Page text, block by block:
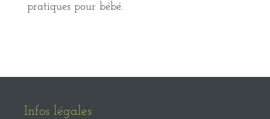
pratiques pour bébé.
Infos légales